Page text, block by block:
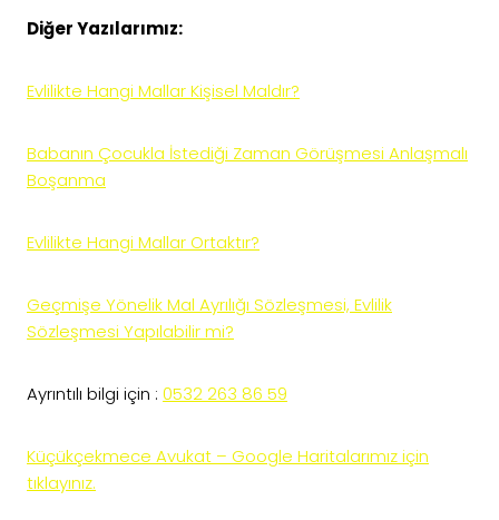
Diğer Yazılarımız:
Evlilikte Hangi Mallar Kişisel Maldır?
Babanın Çocukla İstediği Zaman Görüşmesi Anlaşmalı
Boşanma
Evlilikte Hangi Mallar Ortaktır?
Geçmişe Yönelik Mal Ayrılığı Sözleşmesi, Evlilik
Sözleşmesi Yapılabilir mi?
Ayrıntılı bilgi için : 0532 263 86 59
Küçükçekmece Avukat – Google Haritalarımız için
tıklayınız.